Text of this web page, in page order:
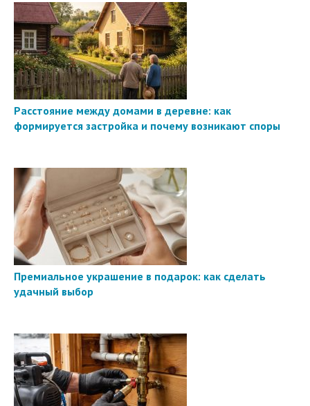
Расстояние между домами в деревне: как
формируется застройка и почему возникают споры
Премиальное украшение в подарок: как сделать
удачный выбор